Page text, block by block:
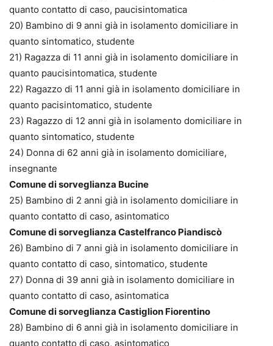
quanto contatto di caso, paucisintomatica
20) Bambino di 9 anni già in isolamento domiciliare in
quanto sintomatico, studente
21) Ragazza di 11 anni già in isolamento domiciliare in
quanto paucisintomatica, studente
22) Ragazzo di 11 anni già in isolamento domiciliare in
quanto pacisintomatico, studente
23) Ragazzo di 12 anni già in isolamento domiciliare in
quanto sintomatico, studente
24) Donna di 62 anni già in isolamento domiciliare,
insegnante
Comune di sorveglianza Bucine
25) Bambino di 2 anni già in isolamento domiciliare in
quanto contatto di caso, asintomatico
Comune di sorveglianza Castelfranco Piandiscò
26) Bambino di 7 anni già in isolamento domiciliare in
quanto contatto di caso, sintomatico, studente
27) Donna di 39 anni già in isolamento domiciliare in
quanto contatto di caso, asintomatica
Comune di sorveglianza Castiglion Fiorentino
28) Bambino di 6 anni già in isolamento domiciliare in
quanto contatto di caso, asintomatico